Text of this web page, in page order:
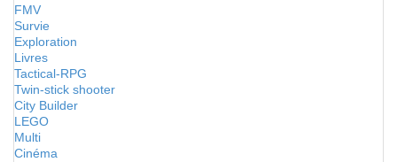
FMV
Survie
Exploration
Livres
Tactical-RPG
Twin-stick shooter
City Builder
LEGO
Multi
Cinéma